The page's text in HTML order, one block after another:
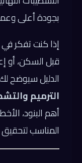
بجودة أعلى
إذا كنت تفكر
قبل السكن، أو
الدليل سيوضح
الترميم
أهم البنود،
المناسب